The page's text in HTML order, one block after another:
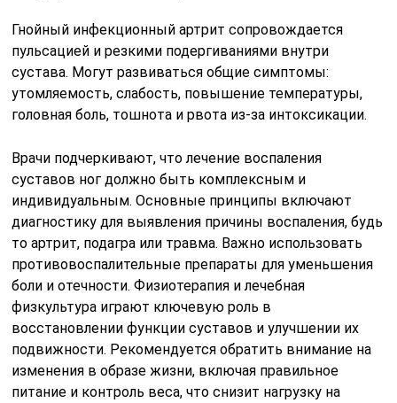
Гнойный инфекционный артрит сопровождается
пульсацией и резкими подергиваниями внутри
сустава. Могут развиваться общие симптомы:
утомляемость, слабость, повышение температуры,
головная боль, тошнота и рвота из-за интоксикации.
Врачи подчеркивают, что лечение воспаления
суставов ног должно быть комплексным и
индивидуальным. Основные принципы включают
диагностику для выявления причины воспаления, будь
то артрит, подагра или травма. Важно использовать
противовоспалительные препараты для уменьшения
боли и отечности. Физиотерапия и лечебная
физкультура играют ключевую роль в
восстановлении функции суставов и улучшении их
подвижности. Рекомендуется обратить внимание на
изменения в образе жизни, включая правильное
питание и контроль веса, что снизит нагрузку на